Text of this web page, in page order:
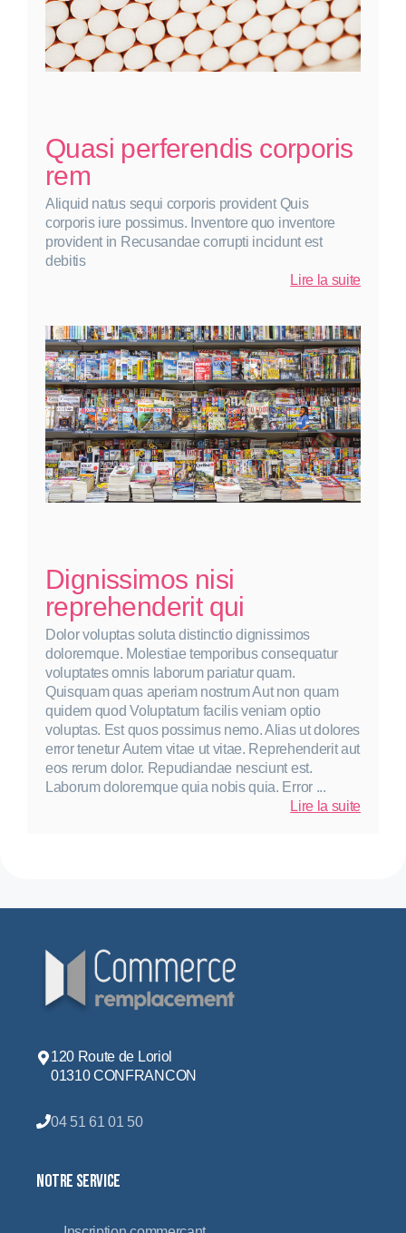
Quasi perferendis corporis
rem
Aliquid natus sequi corporis provident Quis
corporis iure possimus. Inventore quo inventore
provident in Recusandae corrupti incidunt est
debitis
Lire la suite:
rem
Dignissimos nisi
reprehenderit qui
Dolor voluptas soluta distinctio dignissimos
doloremque. Molestiae temporibus consequatur
voluptates omnis laborum pariatur quam.
Quisquam quas aperiam nostrum Aut non quam
quidem quod Voluptatum facilis veniam optio
voluptas. Est quos possimus nemo. Alias ut dolores
error tenetur Autem vitae ut vitae. Reprehenderit aut
eos rerum dolor. Repudiandae nesciunt est.
Laborum doloremque quia nobis quia. Error ...
Lire la suite:
120 Route de Loriol
01310 CONFRANCON
04 51 61 01 50
Notre service